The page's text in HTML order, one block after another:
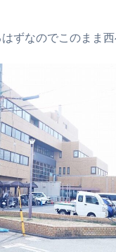
ずなのでこのまま